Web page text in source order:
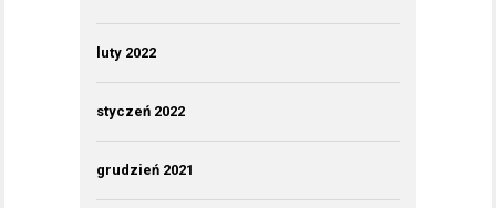
luty 2022
styczeń 2022
grudzień 2021